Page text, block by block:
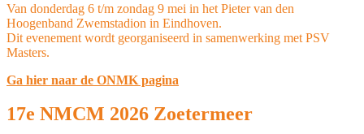
Van donderdag 6 t/m zondag 9 mei in het Pieter van den
Hoogenband Zwemstadion in Eindhoven.
Dit evenement wordt georganiseerd in samenwerking met PSV
Masters.
Ga hier naar de ONMK pagina
17e NMCM 2026 Zoetermeer